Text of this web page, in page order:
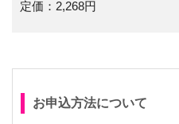
定価：2,268円
お申込方法について